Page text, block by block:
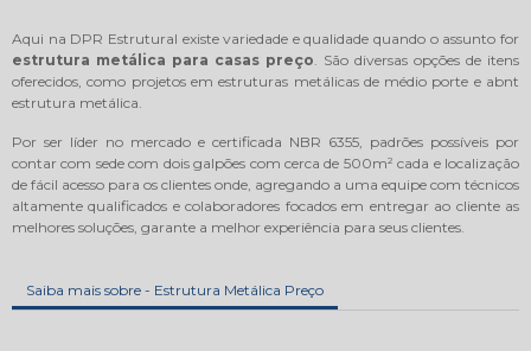
Aqui na DPR Estrutural existe variedade e qualidade quando o assunto for
estrutura metálica para casas preço . São diversas opções de itens
oferecidos, como projetos em estruturas metálicas de médio porte e abnt
estrutura metálica.
Por ser líder no mercado e certificada NBR 6355, padrões possíveis por
contar com sede com dois galpões com cerca de 500m² cada e localização
de fácil acesso para os clientes onde, agregando a uma equipe com técnicos
altamente qualificados e colaboradores focados em entregar ao cliente as
melhores soluções, garante a melhor experiência para seus clientes.
Saiba mais sobre - Estrutura Metálica Preço